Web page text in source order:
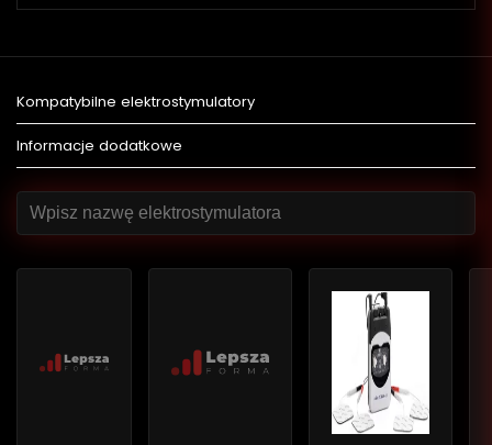
Kompatybilne elektrostymulatory
Informacje dodatkowe